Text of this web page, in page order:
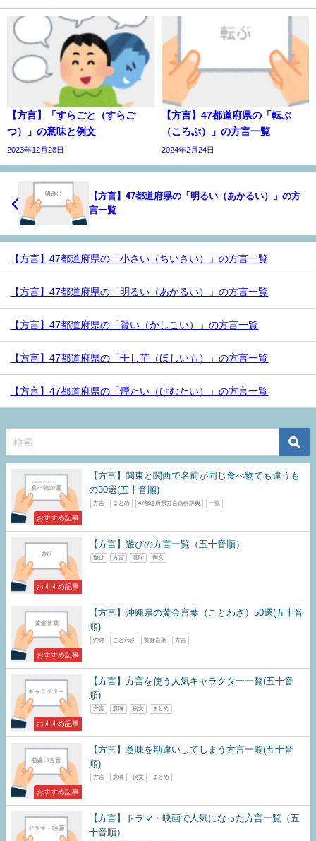
【方言】「すらごと（すらご
つ）」の意味と例文
2023年12月28日
【方言】47都道府県の「転ぶ
（ころぶ）」の方言一覧
2024年2月24日
【方言】47都道府県の「明るい（あかるい）」の方
言一覧
【方言】47都道府県の「小さい（ちいさい）」の方言一覧
【方言】47都道府県の「明るい（あかるい）」の方言一覧
【方言】47都道府県の「賢い（かしこい）」の方言一覧
【方言】47都道府県の「干し芋（ほしいも）」の方言一覧
【方言】47都道府県の「煙たい（けむたい）」の方言一覧
おすすめ記事
【方言】関東と関西で名前が同じ食べ物でも違うも
の30選(五十音順)
方言 まとめ 47都道府県方言百科辞典 一覧
おすすめ記事
【方言】遊びの方言一覧（五十音順）
遊び 方言 意味 例文
おすすめ記事
【方言】沖縄県の黄金言葉（ことわざ）50選(五十音
順)
沖縄 ことわざ 黄金言葉 方言
おすすめ記事
【方言】方言を使う人気キャラクター一覧(五十音
順)
方言 意味 例文 まとめ
おすすめ記事
【方言】意味を勘違いしてしまう方言一覧(五十音
順)
方言 意味 例文 まとめ
【方言】ドラマ・映画で人気になった方言一覧（五
十音順）